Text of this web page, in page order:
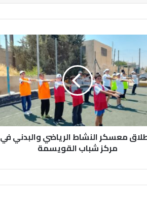
معسكر النشاط الرياضي والبدني في
مركز شباب القويسمة